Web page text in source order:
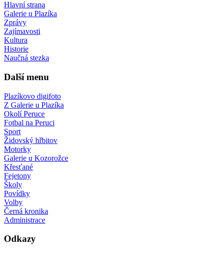
Hlavní strana
Galerie u Plazíka
Zprávy
Zajímavosti
Kultura
Historie
Naučná stezka
Další menu
Plazíkovo digifoto
Z Galerie u Plazíka
Okolí Peruce
Fotbal na Peruci
Sport
Židovský hřbitov
Motorky
Galerie u Kozorožce
Křesťané
Fejetony
Školy
Povídky
Volby
Černá kronika
Administrace
Odkazy